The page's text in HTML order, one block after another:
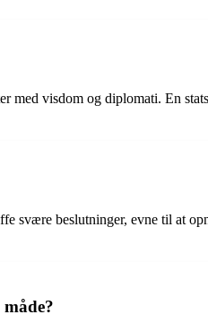
med visdom og diplomati. En
beslutninger, evne til at